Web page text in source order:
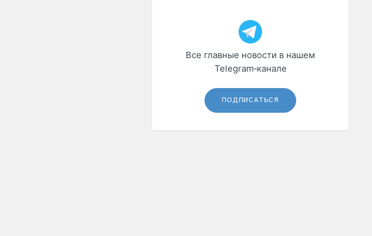
Все главные новости в нашем
Telegram‑канале
ПОДПИСАТЬСЯ